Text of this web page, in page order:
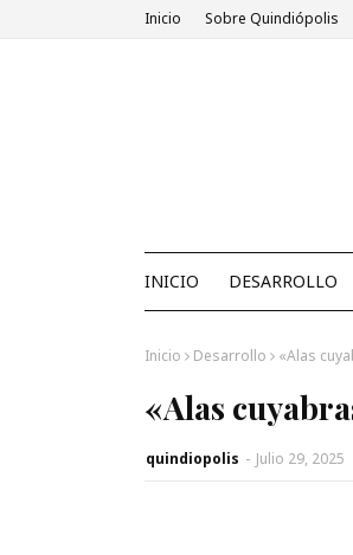
Inicio Sobre Quindiópolis
INICIO DESARROLLO
Inicio Desarrollo «Alas
«Alas
quindiopolis - Julio 29, 2025